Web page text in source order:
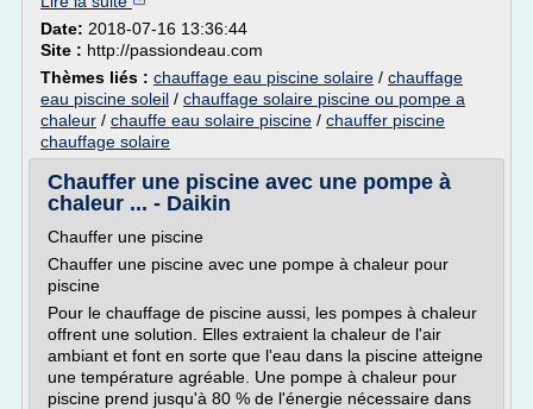
Date: 2018-07-16 13:36:44
Site : http://passiondeau.com
Thèmes liés : chauffage eau piscine solaire / chauffage
eau piscine soleil / chauffage solaire piscine ou pompe a
chaleur / chauffe eau solaire piscine / chauffer piscine
chauffage solaire
Chauffer une piscine avec une pompe à
chaleur ... - Daikin
Chauffer une piscine
Chauffer une piscine avec une pompe à chaleur pour
piscine
Pour le chauffage de piscine aussi, les pompes à chaleur
offrent une solution. Elles extraient la chaleur de l'air
ambiant et font en sorte que l'eau dans la piscine atteigne
une température agréable. Une pompe à chaleur pour
piscine prend jusqu'à 80 % de l'énergie nécessaire dans